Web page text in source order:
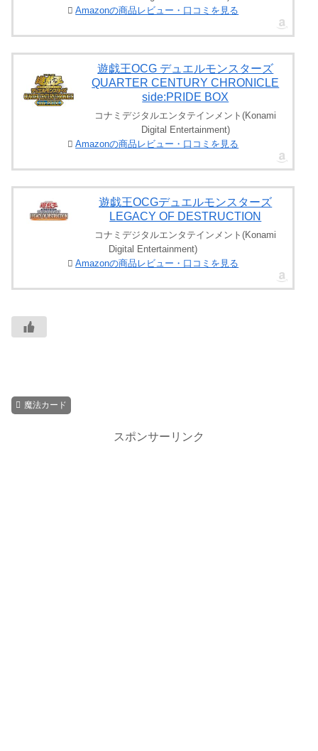
Amazonの商品レビュー・口コミを見る
遊戯王OCG デュエルモンスターズ
QUARTER CENTURY CHRONICLE
side:PRIDE BOX
コナミデジタルエンタテインメント(Konami
Digital Entertainment)
Amazonの商品レビュー・口コミを見る
遊戯王OCGデュエルモンスターズ
LEGACY OF DESTRUCTION
コナミデジタルエンタテインメント(Konami
Digital Entertainment)
Amazonの商品レビュー・口コミを見る
魔法カード
スポンサーリンク